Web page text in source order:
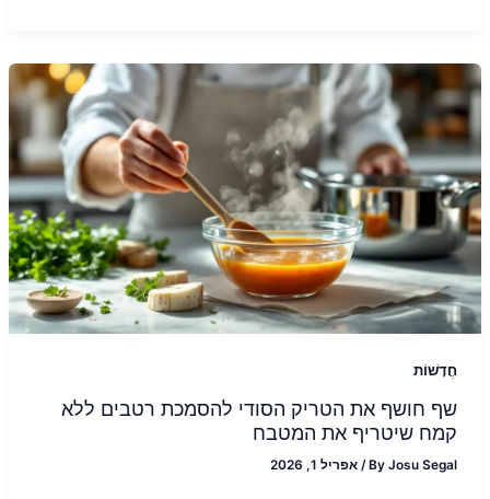
חֲדָשׁוֹת
שף חושף את הטריק הסודי להסמכת רטבים ללא
קמח שיטריף את המטבח
ByJosu Segal
/ אפריל 1, 2026